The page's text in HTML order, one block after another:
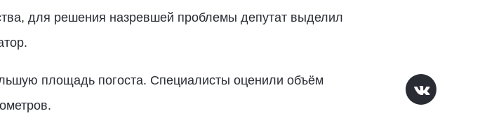
для решения назревшей проблемы депутат выделил
площадь погоста. Специалисты оценили объём